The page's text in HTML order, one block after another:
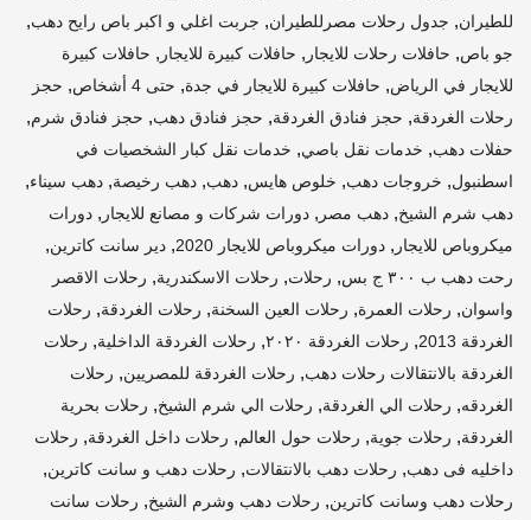
للطيران, جدول رحلات مصرللطيران, جربت اغلي و اكبر باص رايح دهب,
جو باص, حافلات رحلات للايجار , حافلات كبيرة للايجار , حافلات كبيرة
للايجار في الرياض, حافلات كبيرة للايجار في جدة, حتى 4 أشخاص , حجز
رحلات الغردقة, حجز فنادق الغردقة, حجز فنادق دهب, حجز فنادق شرم,
حفلات دهب, خدمات نقل باصي, خدمات نقل كبار الشخصيات في
اسطنبول, خروجات دهب, خلوص هايس, دهب, دهب رخيصة, دهب سيناء,
دهب شرم الشيخ, دهب مصر , دورات شركات و مصانع للايجار , دورات
ميكروباص للايجار , دورات ميكروباص للايجار 2020 , دير سانت كاترين,
رحت دهب ب ٣٠٠ ج بس , رحلات, رحلات الاسكندرية, رحلات الاقصر
واسوان, رحلات العمرة, رحلات العين السخنة, رحلات الغردقة, رحلات
الغردقة 2013
, رحلات الغردقة ٢٠٢٠ , رحلات الغردقة الداخلية, رحلات
الغردقة بالانتقالات رحلات دهب, رحلات الغردقة للمصريين, رحلات
الغردقه, رحلات الي الغردقة, رحلات الي شرم الشيخ, رحلات بحرية
الغردقة, رحلات جوية, رحلات حول العالم, رحلات داخل الغردقة, رحلات
داخليه فى دهب, رحلات دهب بالانتقالات, رحلات دهب و سانت كاترين,
رحلات دهب وسانت كاترين, رحلات دهب وشرم الشيخ, رحلات سانت